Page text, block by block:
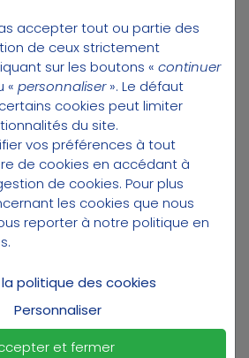
toute sérénité,
demain.
AVANTAGEUX(3)
d'administration,
est mariée et cotise 50€
mensuel est de 2
lorsqu'elle rempli son
sur le revenu, elle peut
600€ de son revenu
taux marginal
de 30%, elle réalise 180€
accepter tout ou partie des
de ceux strictement
sur les boutons « continuer
« personnaliser». Le défaut
cookies peut limiter
du site.
vos préférences à tout
de cookies en accédant à
de cookies. Pour plus
les cookies que nous
reporter à notre politique en
.
politique des cookies
Personnaliser
et fermer